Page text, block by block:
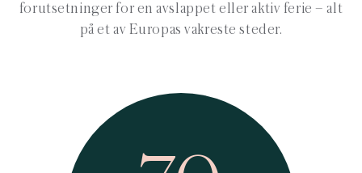
forutsetninger for en avslappet eller aktiv ferie – alt
på et av Europas vakreste steder.